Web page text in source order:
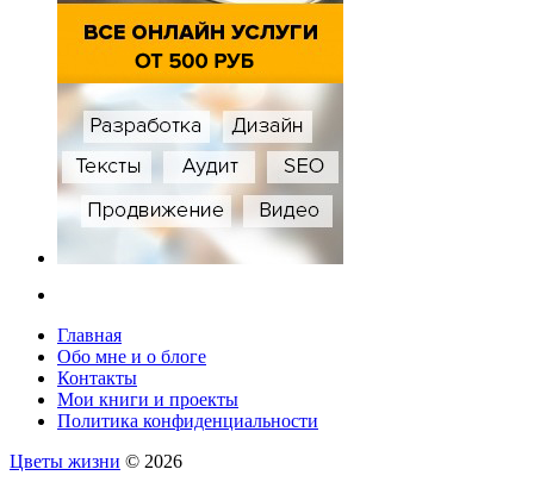
Главная
Обо мне и о блоге
Контакты
Мои книги и проекты
Политика конфиденциальности
Цветы жизни © 2026